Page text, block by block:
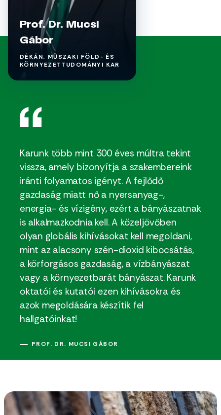
Prof. Dr. Mucsi
Gábor
DÉKÁN, MŰSZAKI FÖLD- ÉS
KÖRNYEZETTUDOMÁNYI KAR
Karunk több mint 300 éves múltra tekint
vissza, amely bizonyítja a szakembereink
iránti folyamatos igényt. A fejlődő
gazdaság miatt nő a nyersanyag-,
energia- és vízigény, ezért a bányászatnak
is alkalmazkodnia kell. A közeljövőben
olyan globális kihívásokat kell megoldani,
mint az alacsony szén-dioxid kibocsátás,
a körforgásos gazdaság, a vízbányászat
vagy a környezetbarát bányászat. Karunk
oktatói és kutatói ezen kihívásokra és
azok megoldására készítik fel
hallgatóinkat!
PROF. DR. MUCSI GÁBOR